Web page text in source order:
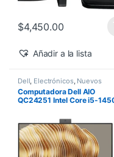
$4,450.00
Añadir a la lista
Dell Electrónicos, Nuevos
Productos
Computadora Dell AIO
QC24251 Intel Core i5-
Windows 11 Pro